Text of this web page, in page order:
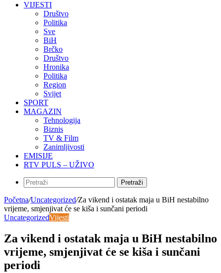
VIJESTI
Društvo
Politika
Sve
BiH
Brčko
Društvo
Hronika
Politika
Region
Svijet
SPORT
MAGAZIN
Tehnologija
Biznis
TV & Film
Zanimljivosti
EMISIJE
RTV PULS – UŽIVO
Pretraži
Početna/Uncategorized/Za vikend i ostatak maja u BiH nestabilno
vrijeme, smjenjivat će se kiša i sunčani periodi
UncategorizedVijesti
Za vikend i ostatak maja u BiH nestabilno
vrijeme, smjenjivat će se kiša i sunčani
periodi